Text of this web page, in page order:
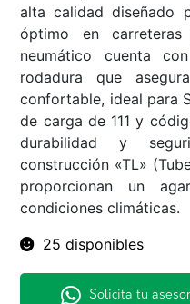
alta calidad diseñado
óptimo en carreteras
neumático cuenta
rodadura que
confortable, ideal para
de carga de 111 y
durabilidad y
construcción «TL»
proporcionan un
condiciones climáticas.
25 disponibles
Solicita tu